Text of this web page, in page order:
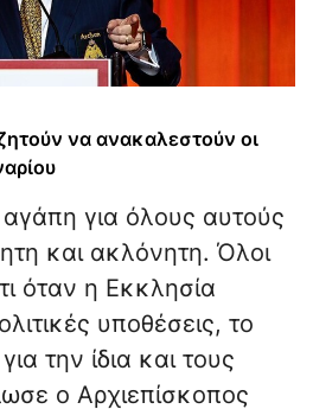
να ανακαλεστούν οι
για όλους αυτούς
και ακλόνητη. Όλοι
όταν η Εκκλησία
υποθέσεις, το
την ίδια και τους
ο Αρχιεπίσκοπος